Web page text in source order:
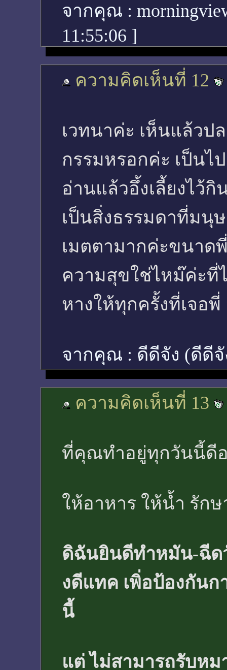
จากคุณ :
11:55:06 ]
ความคิดเห็นที่ 12
เวทนาค่ะ เห็นแล้วป
กรรมหรอกค่ะ เป็น
อ่านแล้วอึ้งเลี้ยงไว้
เป็นสิ่งธรรมดาที่มนุ
เมตตามากค่ะขนาด
ความสุขใช่ไหม๊ค่ะที่
หางให้ทุกครั้งที่เจอ
จากคุณ : ดีดีจัง (ดีดี
ความคิดเห็นที่ 13
ที่คุณทำอยู่ทุกวันนี้ดี
ให้อาหาร ให้น้ำ รัก
ดิฉันยินดีทำหมัน-ฉีด
งดีแทค เพิ่อป้องกันก
นี้
แต่ ไม่สามารถรับห